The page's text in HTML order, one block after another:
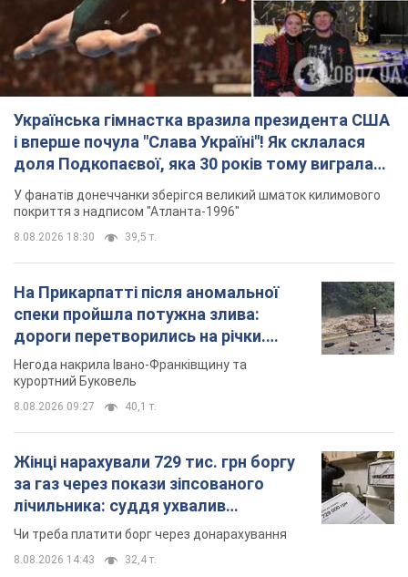
Українська гімнастка вразила президента США
і вперше почула "Слава Україні"! Як склалася
доля Подкопаєвої, яка 30 років тому виграла
"золото" Олімпіади
У фанатів донеччанки зберігся великий шматок килимового
покриття з надписом "Атланта-1996"
8.08.2026 18:30 39,5 т.
На Прикарпатті після аномальної
спеки пройшла потужна злива:
дороги перетворились на річки.
Відео
Негода накрила Івано-Франківщину та
курортний Буковель
8.08.2026 09:27 40,1 т.
Жінці нарахували 729 тис. грн боргу
за газ через покази зіпсованого
лічильника: суддя ухвалив
неочікуване рішення
Чи треба платити борг через донарахування
8.08.2026 14:43 32,4 т.